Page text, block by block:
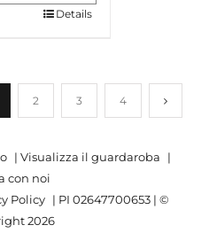
Details
2 3 4
| Visualizza il guardaroba
|
con noi
Policy | PI 02647700653 | ©
2026